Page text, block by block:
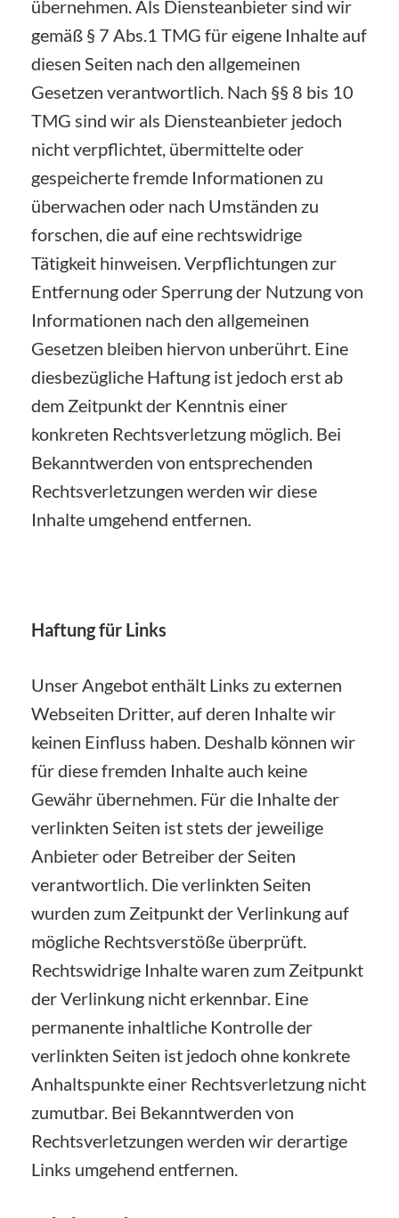
übernehmen. Als Diensteanbieter sind wir
gemäß § 7 Abs.1 TMG für eigene Inhalte auf
diesen Seiten nach den allgemeinen
Gesetzen verantwortlich. Nach §§ 8 bis 10
TMG sind wir als Diensteanbieter jedoch
nicht verpflichtet, übermittelte oder
gespeicherte fremde Informationen zu
überwachen oder nach Umständen zu
forschen, die auf eine rechtswidrige
Tätigkeit hinweisen. Verpflichtungen zur
Entfernung oder Sperrung der Nutzung von
Informationen nach den allgemeinen
Gesetzen bleiben hiervon unberührt. Eine
diesbezügliche Haftung ist jedoch erst ab
dem Zeitpunkt der Kenntnis einer
konkreten Rechtsverletzung möglich. Bei
Bekanntwerden von entsprechenden
Rechtsverletzungen werden wir diese
Inhalte umgehend entfernen.
Haftung für Links
Unser Angebot enthält Links zu externen
Webseiten Dritter, auf deren Inhalte wir
keinen Einfluss haben. Deshalb können wir
für diese fremden Inhalte auch keine
Gewähr übernehmen. Für die Inhalte der
verlinkten Seiten ist stets der jeweilige
Anbieter oder Betreiber der Seiten
verantwortlich. Die verlinkten Seiten
wurden zum Zeitpunkt der Verlinkung auf
mögliche Rechtsverstöße überprüft.
Rechtswidrige Inhalte waren zum Zeitpunkt
der Verlinkung nicht erkennbar. Eine
permanente inhaltliche Kontrolle der
verlinkten Seiten ist jedoch ohne konkrete
Anhaltspunkte einer Rechtsverletzung nicht
zumutbar. Bei Bekanntwerden von
Rechtsverletzungen werden wir derartige
Links umgehend entfernen.